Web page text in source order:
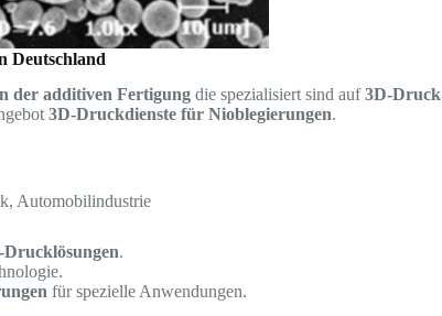
Deutschland
der additiven Fertigung die spezialisiert sind auf3D-Druck
3D-Druckdienste für Nioblegierungen.
Automobilindustrie
.
für spezielle Anwendungen.